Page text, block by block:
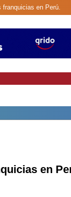
franquicias en Perú.
en